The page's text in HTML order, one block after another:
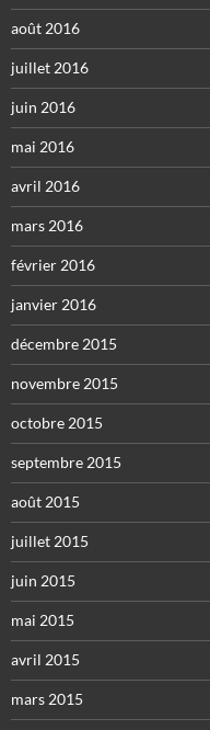
août 2016
juillet 2016
juin 2016
mai 2016
avril 2016
mars 2016
février 2016
janvier 2016
décembre 2015
novembre 2015
octobre 2015
septembre 2015
août 2015
juillet 2015
juin 2015
mai 2015
avril 2015
mars 2015